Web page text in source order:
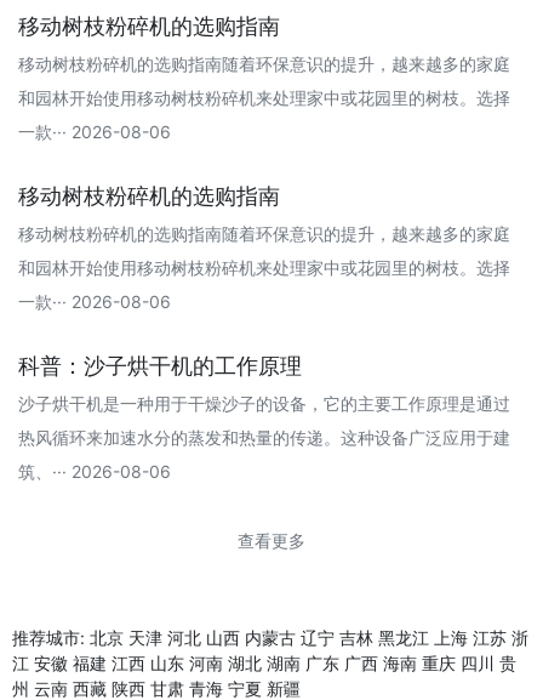
移动树枝粉碎机的选购指南
移动树枝粉碎机的选购指南随着环保意识的提升，越来越多的家庭
和园林开始使用移动树枝粉碎机来处理家中或花园里的树枝。选择
一款··· 2026-08-06
移动树枝粉碎机的选购指南
移动树枝粉碎机的选购指南随着环保意识的提升，越来越多的家庭
和园林开始使用移动树枝粉碎机来处理家中或花园里的树枝。选择
一款··· 2026-08-06
科普：沙子烘干机的工作原理
沙子烘干机是一种用于干燥沙子的设备，它的主要工作原理是通过
热风循环来加速水分的蒸发和热量的传递。这种设备广泛应用于建
筑、··· 2026-08-06
查看更多
推荐城市: 北京 天津 河北 山西 内蒙古 辽宁 吉林 黑龙江 上海 江苏 浙
江 安徽 福建 江西 山东 河南 湖北 湖南 广东 广西 海南 重庆 四川 贵
州 云南 西藏 陕西 甘肃 青海 宁夏 新疆